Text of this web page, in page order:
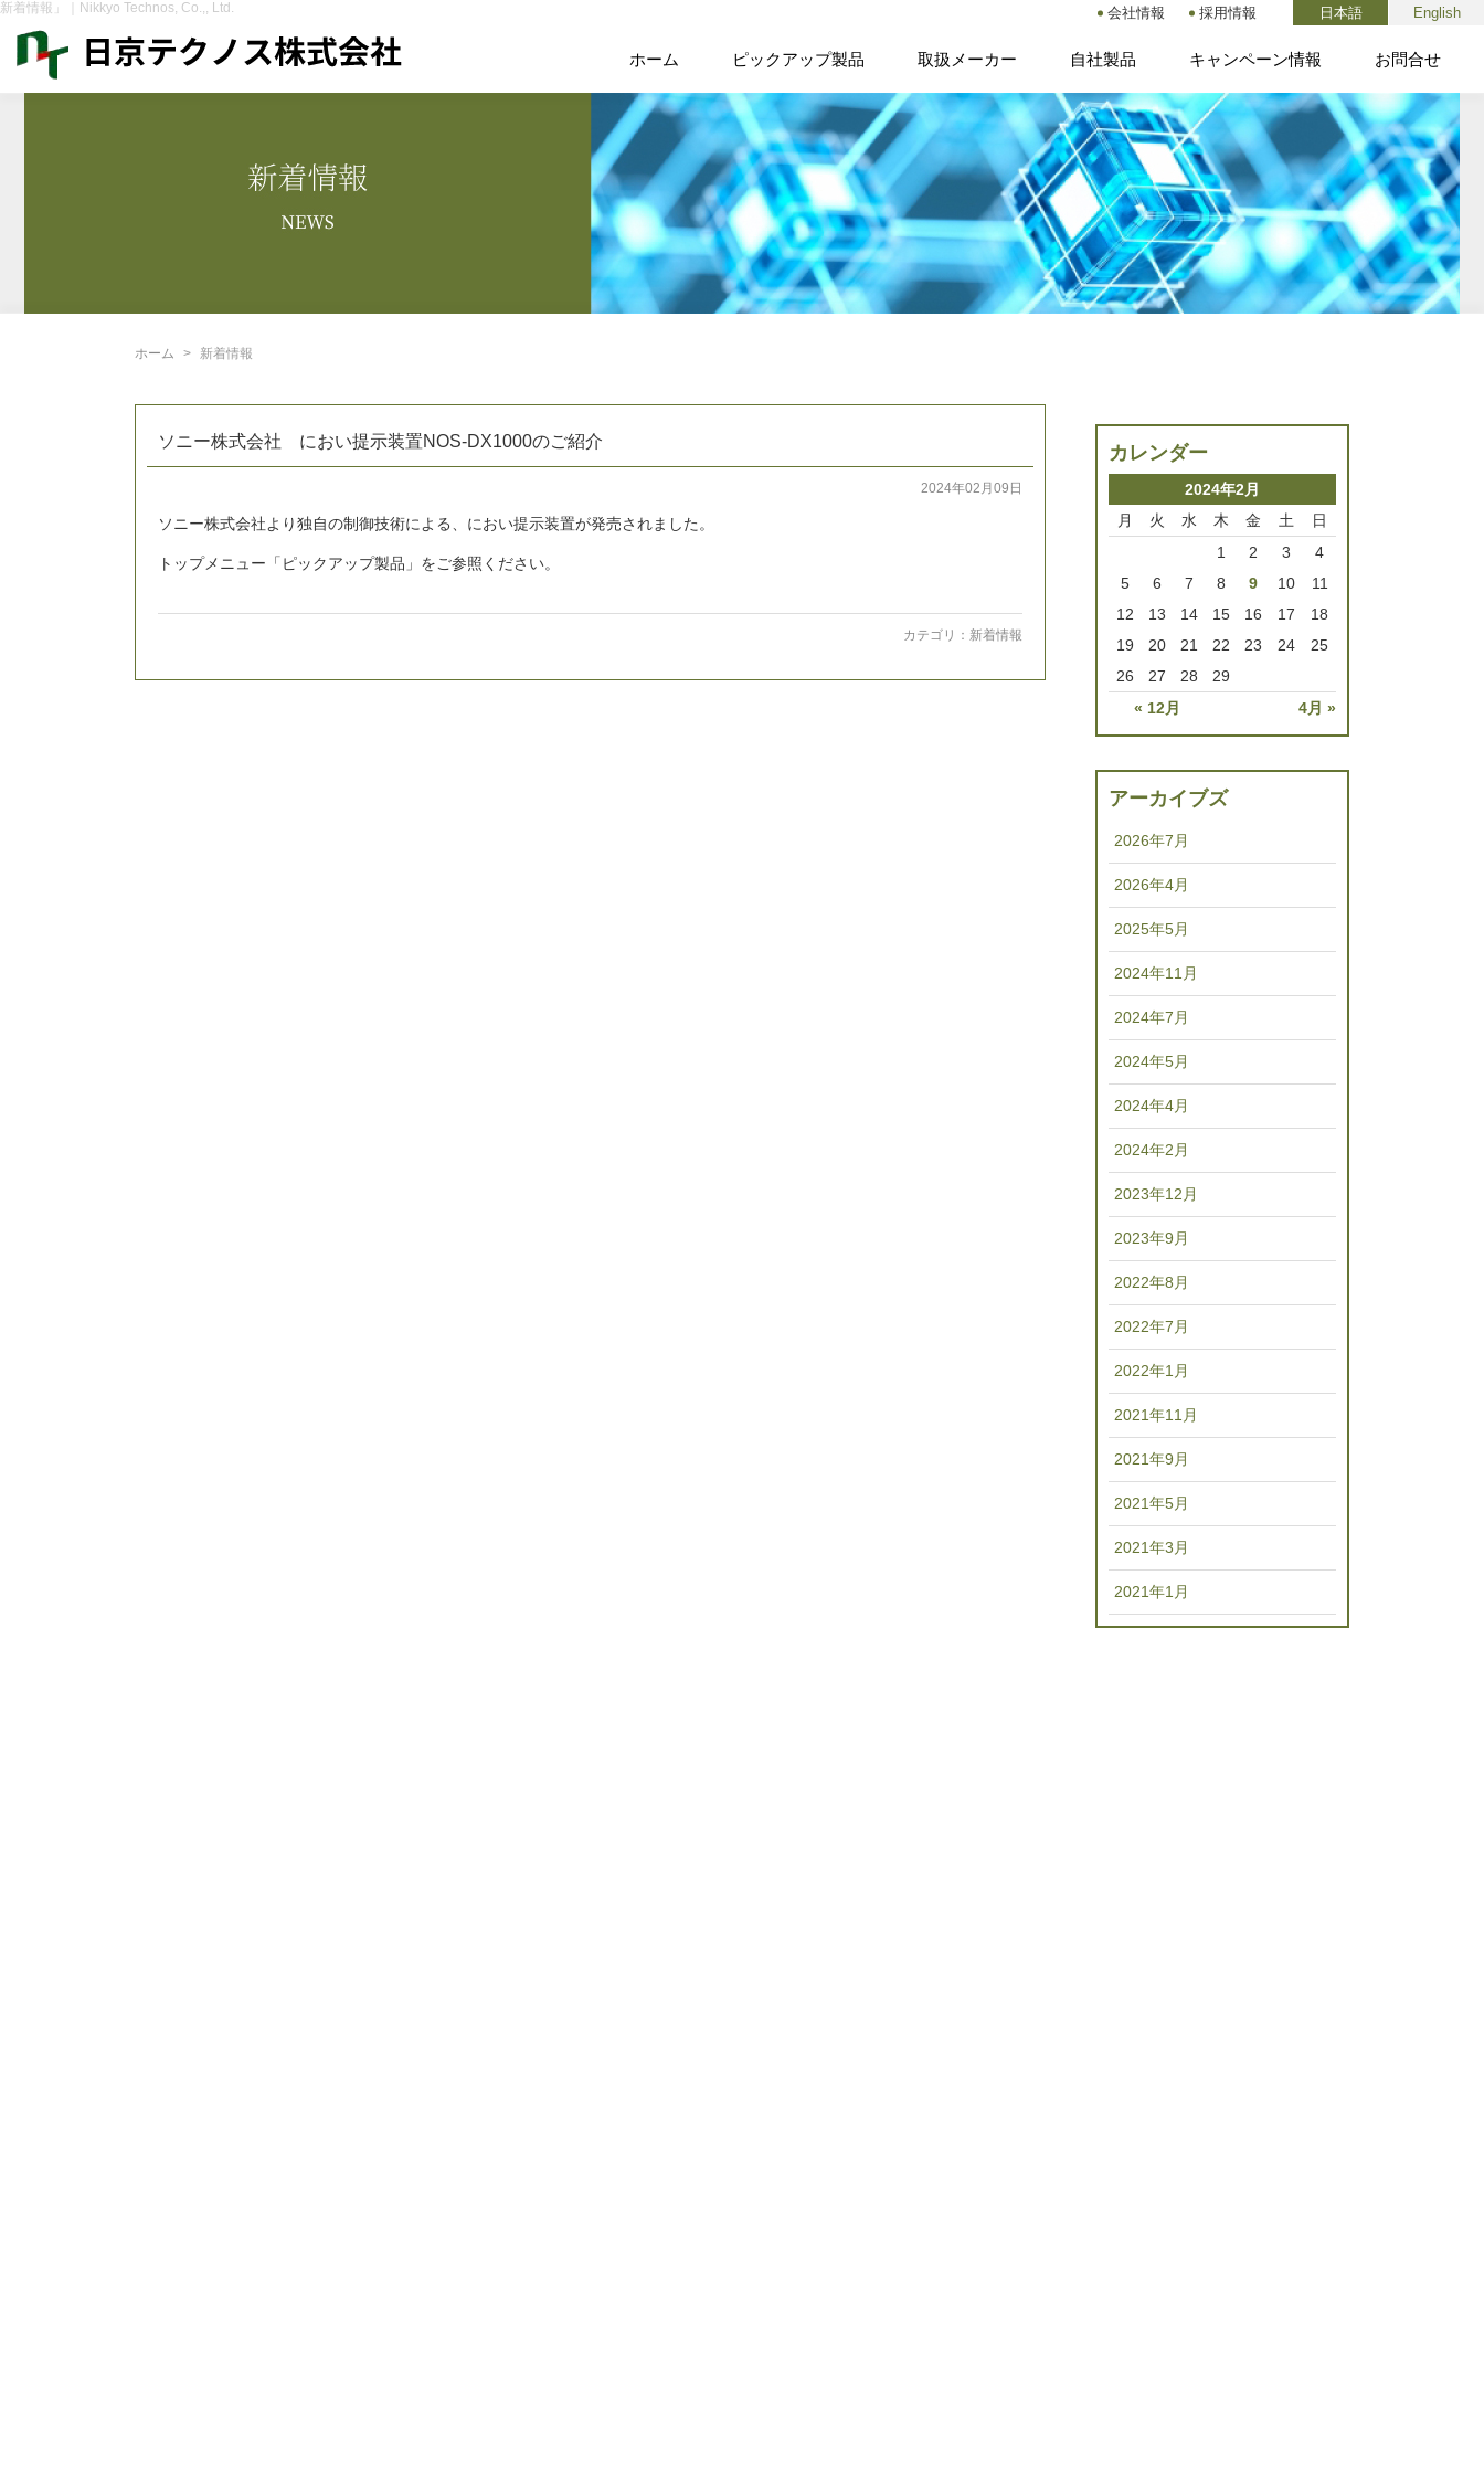
新着情報」｜Nikkyo Technos, Co.,, Ltd. 会社情報 採用情報 日本語 English
ホーム ピックアップ製品 取扱メーカー 自社製品 キャンペーン情報 お問合せ
ホーム 新着情報
ソニー株式会社 におい提示装置NOS-DX1000のご紹介
2024年02月09日
ソニー株式会社より独自の制御技術による、におい提示装置が発売されました。
トップメニュー「ピックアップ製品」をご参照ください。
カテゴリ： 新着情報
カレンダー
2024年2月
月
火 水 木 金 土 日
« 12月 4月 »
1 2 3
4
5
6 7 8 9 10
11
12
13 14 15 16 17
18
19
20 21 22 23 24
25
26
27 28 29
アーカイブズ
2026年7月
2026年4月
2025年5月
2024年11月
2024年7月
2024年5月
2024年4月
2024年2月
2023年12月
2023年9月
2022年8月
2022年7月
2022年1月
2021年11月
2021年9月
2021年5月
2021年3月
2021年1月